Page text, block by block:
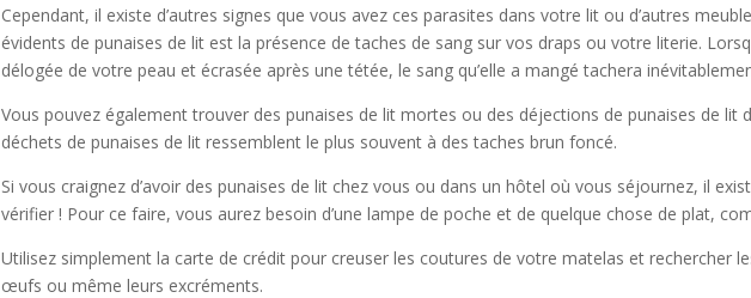
Cependant, il existe d’autres signes que vous avez ces parasites dans votre lit ou d’autres
évidents de punaises de lit est la présence de taches de sang sur vos draps ou votre literie.
délogée de votre peau et écrasée après une tétée, le sang qu’elle a mangé tachera
Vous pouvez également trouver des punaises de lit mortes ou des déjections de punaises de lit
déchets de punaises de lit ressemblent le plus souvent à des taches brun foncé.
Si vous craignez d’avoir des punaises de lit chez vous ou dans un hôtel où vous séjournez, il
vérifier ! Pour ce faire, vous aurez besoin d’une lampe de poche et de quelque chose de plat,
Utilisez simplement la carte de crédit pour creuser les coutures de votre matelas et rechercher
œufs ou même leurs excréments.